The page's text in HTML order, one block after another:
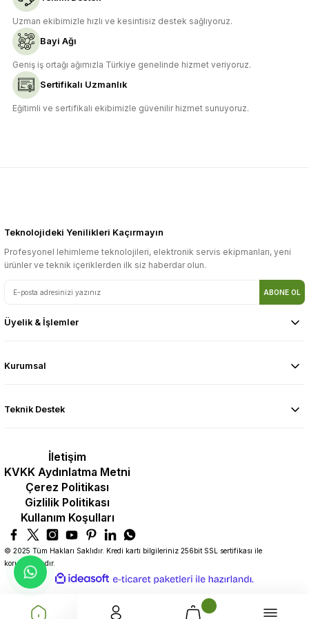
Uzman ekibimizle hızlı ve kesintisiz destek sağlıyoruz.
Bayi Ağı
Geniş iş ortağı ağımızla Türkiye genelinde hizmet veriyoruz.
Sertifikalı Uzmanlık
Eğitimli ve sertifikalı ekibimizle güvenilir hizmet sunuyoruz.
Teknolojideki Yenilikleri Kaçırmayın
Profesyonel lehimleme teknolojileri, elektronik servis ekipmanları, yeni
ürünler ve teknik içeriklerden ilk siz haberdar olun.
ABONE OL
Üyelik & İşlemler
Kurumsal
Teknik Destek
İletişim
KVKK Aydınlatma Metni
Çerez Politikası
Gizlilik Politikası
Kullanım Koşulları
© 2025 Tüm Hakları Saklıdır. Kredi kartı bilgileriniz 256bit SSL sertifikası ile
korunmaktadır.
ideasoft
e-
paketleri